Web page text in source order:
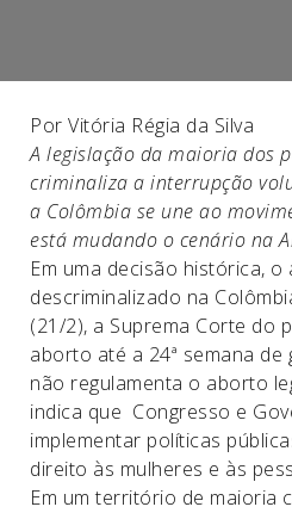
Por Vitória Régia da Silva
A legislação da maioria dos
criminaliza a interrupção
a Colômbia se une ao
está mudando o cenário na
Em uma decisão histórica,
descriminalizado na
(21/2), a Suprema Corte do
aborto até a 24ª semana de
não regulamenta o aborto
indica que Congresso e
implementar políticas
direito às mulheres e às
Em um território de maioria